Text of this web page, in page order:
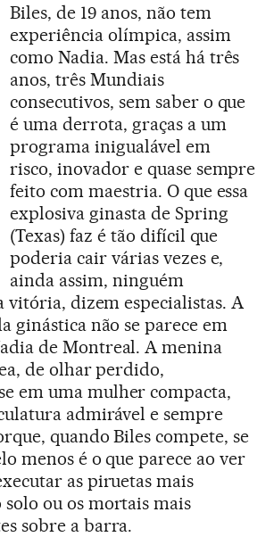
Biles, de 19 anos, não tem
experiência olímpica, assim
como Nadia. Mas está há três
anos, três Mundiais
consecutivos, sem saber o que
é uma derrota, graças a um
programa inigualável em
risco, inovador e quase sempre
feito com maestria. O que essa
explosiva ginasta de Spring
(Texas) faz é tão difícil que
poderia cair várias vezes e,
ainda assim, ninguém
vitória, dizem especialistas. A
ginástica não se parece em
de Montreal. A menina
de olhar perdido,
em uma mulher compacta,
admirável e sempre
quando Biles compete, se
menos é o que parece ao ver
as piruetas mais
ou os mortais mais
sobre a barra.